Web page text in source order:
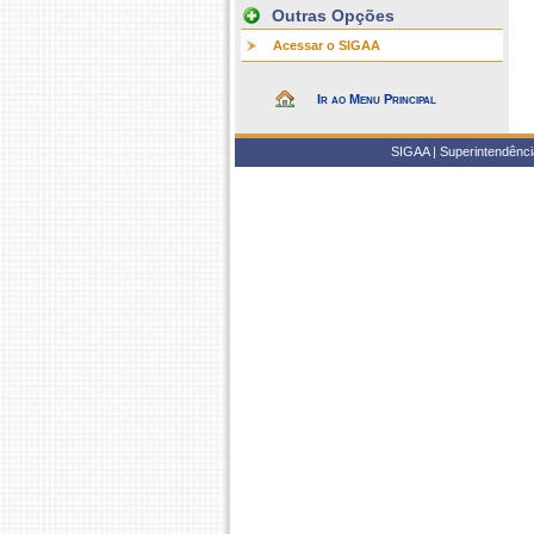
Outras Opções
Acessar o SIGAA
Ir ao Menu Principal
SIGAA |